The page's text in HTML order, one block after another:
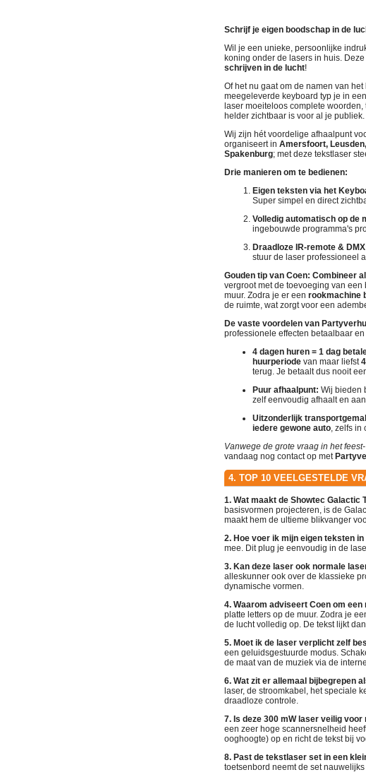
Schrijf je eigen boodschap in de
Wil je een unieke, persoonlijke
koning onder de lasers in huis.
schrijven in de lucht!
Of het nu gaat om de namen van
meegeleverde keyboard typ je in
laser moeiteloos complete
helder zichtbaar is voor al je publiek.
Wij zijn hét voordelige afhaalpunt
organiseert in Amersfoort,
Spakenburg; met deze tekstlaser
Drie manieren om te bedienen:
Eigen teksten via het
Super simpel en direct
Volledig automatisch op de
ingebouwde programma's
Draadloze IR-remote &
stuur de laser professioneel
Gouden tip van Coen: Combineer
vergroot met de toevoeging van
muur. Zodra je er een rookmachine
de ruimte, wat zorgt voor een
De vaste voordelen van
professionele effecten betaalbaar
4 dagen huren = 1 dag
huurperiode van maar liefst
terug. Je betaalt dus nooit
Puur afhaalpunt: Wij bieden
zelf eenvoudig afhaalt en
Uitzonderlijk
iedere gewone auto, zelfs in
Vanwege de grote vraag in het
vandaag nog contact op met
4. TOP 10 VEELGESTELDE
1. Wat maakt de Showtec Galactic
basisvormen projecteren, is de
maakt hem de ultieme blikvanger
2. Hoe voer ik mijn eigen teksten
mee. Dit plug je eenvoudig in de
3. Kan deze laser ook normale
alleskunner ook over de klassieke
dynamische vormen.
4. Waarom adviseert Coen om
platte letters op de muur. Zodra je
de lucht volledig op. De tekst lijkt
5. Moet ik de laser verplicht zelf
een geluidsgestuurde modus.
de maat van de muziek via de
6. Wat zit er allemaal bijbegrepen
laser, de stroomkabel, het speciale
draadloze controle.
7. Is deze 300 mW laser veilig voor
een zeer hoge scannersnelheid
ooghoogte) op en richt de tekst bij
8. Past de tekstlaser set in een
toetsenbord neemt de set